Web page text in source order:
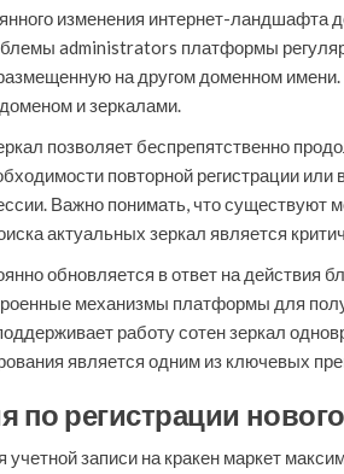
изменения интернет-ландшафта
administrators платформы
на другом доменном
и зеркалами.
позволяет беспрепятственно
повторной регистрации
Важно понимать, что
актуальных зеркал является
обновляется в ответ на
механизмы платформы для
работу сотен зеркал
является одним из ключевых
по регистрации
учетной записи на кракен маркет